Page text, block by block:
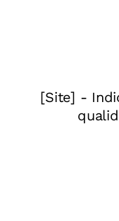
lebreque no
do Sul; cafita